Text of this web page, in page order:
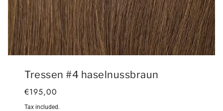
Tressen #4 haselnussbraun
€195,00
Tax included.